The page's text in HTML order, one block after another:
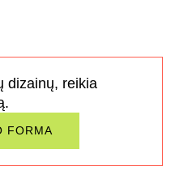
dizainų, reikia
FORMA